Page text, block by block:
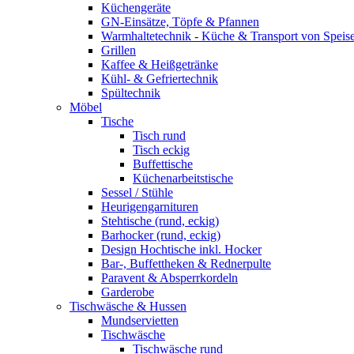
Küchengeräte
GN-Einsätze, Töpfe & Pfannen
Warmhaltetechnik - Küche & Transport von
Grillen
Kaffee & Heißgetränke
Kühl- & Gefriertechnik
Spültechnik
Möbel
Tische
Tisch rund
Tisch eckig
Buffettische
Küchenarbeitstische
Sessel / Stühle
Heurigengarnituren
Stehtische (rund, eckig)
Barhocker (rund, eckig)
Design Hochtische inkl. Hocker
Bar-, Buffettheken & Rednerpulte
Paravent & Absperrkordeln
Garderobe
Tischwäsche & Hussen
Mundservietten
Tischwäsche
Tischwäsche rund